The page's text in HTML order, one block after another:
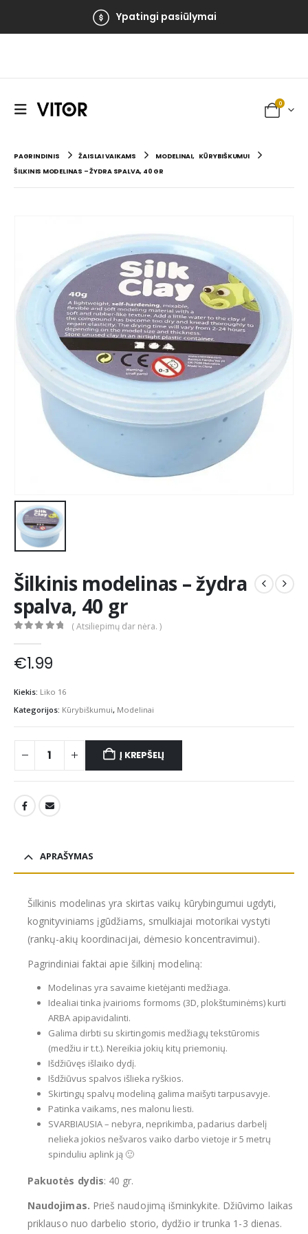
Ypatingi pasiūlymai
0
PAGRINDINIS ŽAISLAI VAIKAMS MODELINAI, KŪRYBIŠKUMUI
ŠILKINIS MODELINAS – ŽYDRA SPALVA, 40 GR
Šilkinis modelinas – žydra
spalva, 40 gr
( Atsiliepimų dar nėra. )
€1.99
Kiekis: Liko 16
Kategorijos: Kūrybiškumui, Modelinai
Į KREPŠELĮ
APRAŠYMAS
Šilkinis modelinas yra skirtas vaikų kūrybingumui ugdyti,
kognityviniams įgūdžiams, smulkiajai motorikai vystyti
(rankų-akių koordinacijai, dėmesio koncentravimui).
Pagrindiniai faktai apie šilkinį modeliną:
Modelinas yra savaime kietėjanti medžiaga.
Idealiai tinka įvairioms formoms (3D, plokštuminėms) kurti
ARBA apipavidalinti.
Galima dirbti su skirtingomis medžiagų tekstūromis
(medžiu ir t.t.). Nereikia jokių kitų priemonių.
Išdžiūvęs išlaiko dydį.
Išdžiūvus spalvos išlieka ryškios.
Skirtingų spalvų modeliną galima maišyti tarpusavyje.
Patinka vaikams, nes malonu liesti.
SVARBIAUSIA – nebyra, neprikimba, padarius darbelį
nelieka jokios nešvaros vaiko darbo vietoje ir 5 metrų
spinduliu aplink ją 🙂
Pakuotės dydis: 40 gr.
Naudojimas. Prieš naudojimą išminkykite. Džiūvimo laikas
priklauso nuo darbelio storio, dydžio ir trunka 1-3 dienas.